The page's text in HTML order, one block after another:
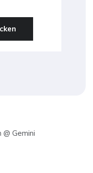
Gemini